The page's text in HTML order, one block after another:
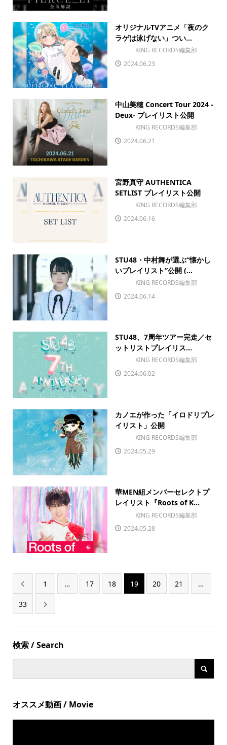
オリジナルTVアニメ「夜のク
ラゲは泳げない」つい...
KING RECORDS編集部
2024.06.23
中山美穂 Concert Tour 2024 -
Deux- プレイリスト公開
KING RECORDS編集部
2024.06.21
宮野真守 AUTHENTICA
SETLIST プレイリスト公開
KING RECORDS編集部
2024.06.16
STU48・中村舞が選ぶ“懐かし
いプレイリスト”公開 (...
KING RECORDS編集部
2024.06.14
STU48、7周年ツアー完走／セ
ットリストプレイリス...
KING RECORDS編集部
2024.06.02
カノエが作った「イロドリプレ
イリスト」公開
KING RECORDS編集部
2024.05.29
華MEN組メンバーセレクトプ
レイリスト『Roots of K...
KING RECORDS編集部
2024.05.28
 1 … 17 18 19 20 21 …
33 
検索 / Search
オススメ動画 / Movie